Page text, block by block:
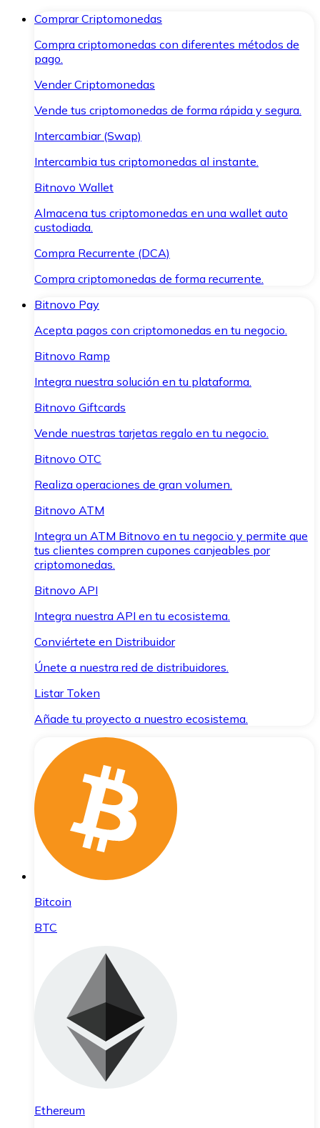
Comprar Criptomonedas
Compra criptomonedas con diferentes métodos de
pago.
Vender Criptomonedas
Vende tus criptomonedas de forma rápida y segura.
Intercambiar (Swap)
Intercambia tus criptomonedas al instante.
Bitnovo Wallet
Almacena tus criptomonedas en una wallet auto
custodiada.
Compra Recurrente (DCA)
Compra criptomonedas de forma recurrente.
Bitnovo Pay
Acepta pagos con criptomonedas en tu negocio.
Bitnovo Ramp
Integra nuestra solución en tu plataforma.
Bitnovo Giftcards
Vende nuestras tarjetas regalo en tu negocio.
Bitnovo OTC
Realiza operaciones de gran volumen.
Bitnovo ATM
Integra un ATM Bitnovo en tu negocio y permite que
tus clientes compren cupones canjeables por
criptomonedas.
Bitnovo API
Integra nuestra API en tu ecosistema.
Conviértete en Distribuidor
Únete a nuestra red de distribuidores.
Listar Token
Añade tu proyecto a nuestro ecosistema.
Bitcoin
BTC
Ethereum